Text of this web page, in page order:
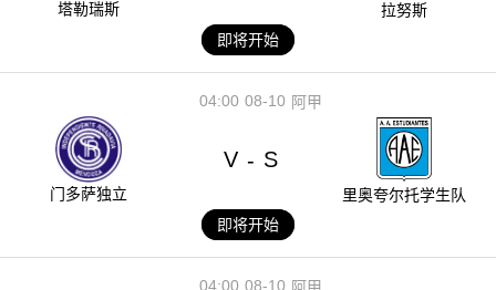
塔勒瑞斯
拉努斯
即将开始
08-10
04:00 阿甲
门多萨独立
V - S
里奥夸尔托学生队
即将开始
08-10
04:00 阿甲